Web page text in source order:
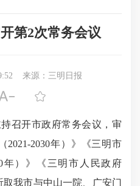
第2次常务会议
来源：三明日报

开市政府常务会议，审
2021-2030年）》《三明市
年）》《三明市人民政府
取我市与中山一院、广安门